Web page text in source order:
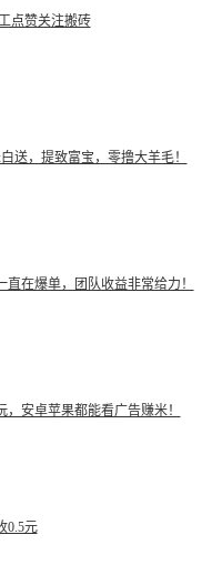
点赞关注搬砖
送，提致富宝，零撸大羊毛！
直在爆单，团队收益非常给力！
安卓苹果都能看广告赚米！
0.5元